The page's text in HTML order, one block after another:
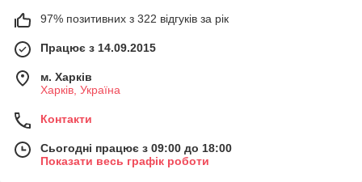
97% позитивних з 322 відгуків за рік
Працює з 14.09.2015
м. Харків
Харків, Україна
Контакти
Сьогодні працює з 09:00 до 18:00
Показати весь графік роботи